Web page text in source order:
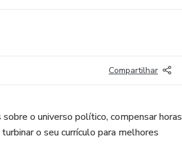
Compartilhar
o universo político, compensar horas
o seu currículo para melhores